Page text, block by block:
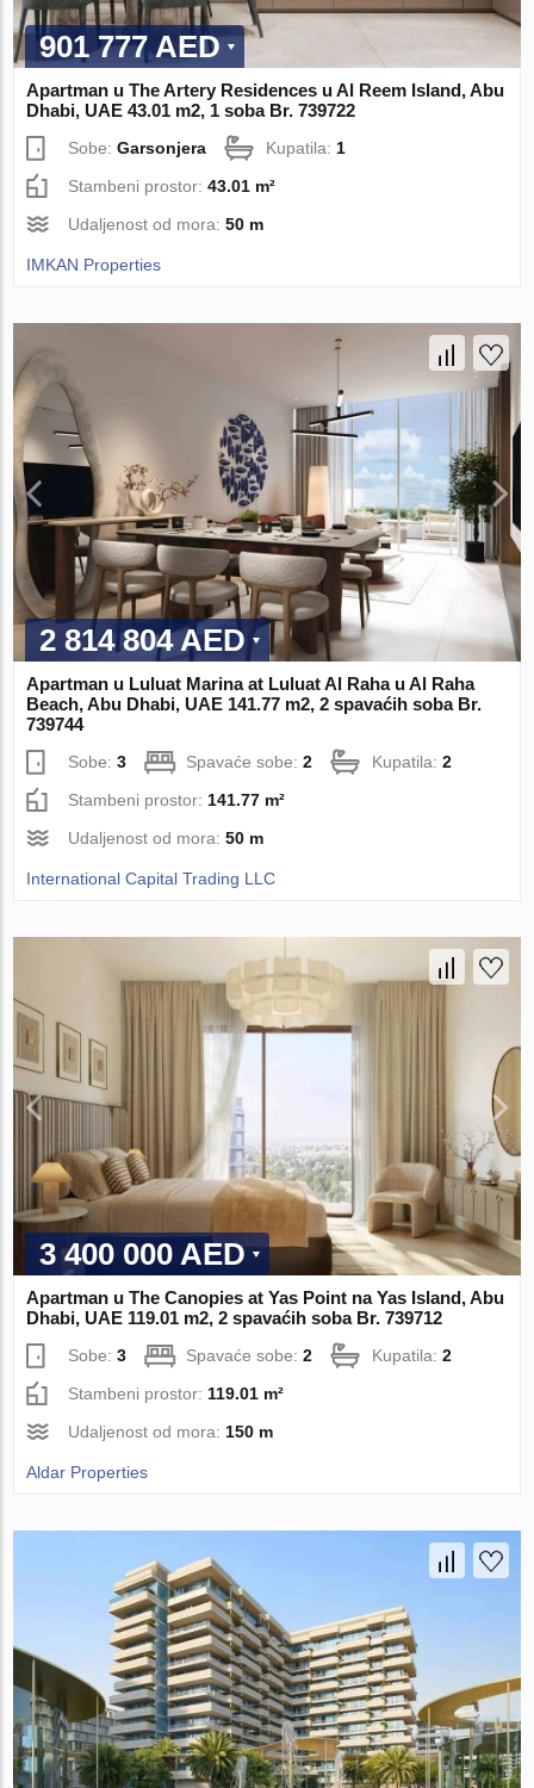
901 777 AED
Apartman u The Artery Residences u Al Reem Island, Abu
Dhabi, UAE 43.01 m2, 1 soba Br. 739722
Sobe:Garsonjera Kupatila:1
Stambeni prostor:43.01 m²
Udaljenost od mora:50 m
IMKAN Properties
2 814 804 AED
Apartman u Luluat Marina at Luluat Al Raha u Al Raha
Beach, Abu Dhabi, UAE 141.77 m2, 2 spavaćih soba Br.
739744
Sobe:3 Spavaće sobe:2 Kupatila:2
Stambeni prostor: 141.77 m²
Udaljenost od mora:50 m
International Capital Trading LLC
3 400 000 AED
Apartman u The Canopies at Yas Point na Yas Island, Abu
Dhabi, UAE 119.01 m2, 2 spavaćih soba Br. 739712
Sobe:3 Spavaće sobe:2 Kupatila:2
Stambeni prostor: 119.01 m²
Udaljenost od mora: 150 m
Aldar Properties